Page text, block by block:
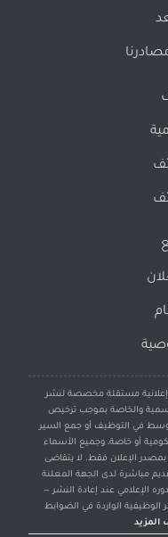
مستقلة مخصصة لنشر
والخاصة بموجب ترخيص
في التوظيف أو جمع السير
أو خاصة، وجميع الأسماء
الإعلان فقط. لا يتقاضى
مباشرة لدى الجهة المعلنة
الإعلامي عند إعادة النشر —
الوظيفية الواردة في الضوابط
المزيد